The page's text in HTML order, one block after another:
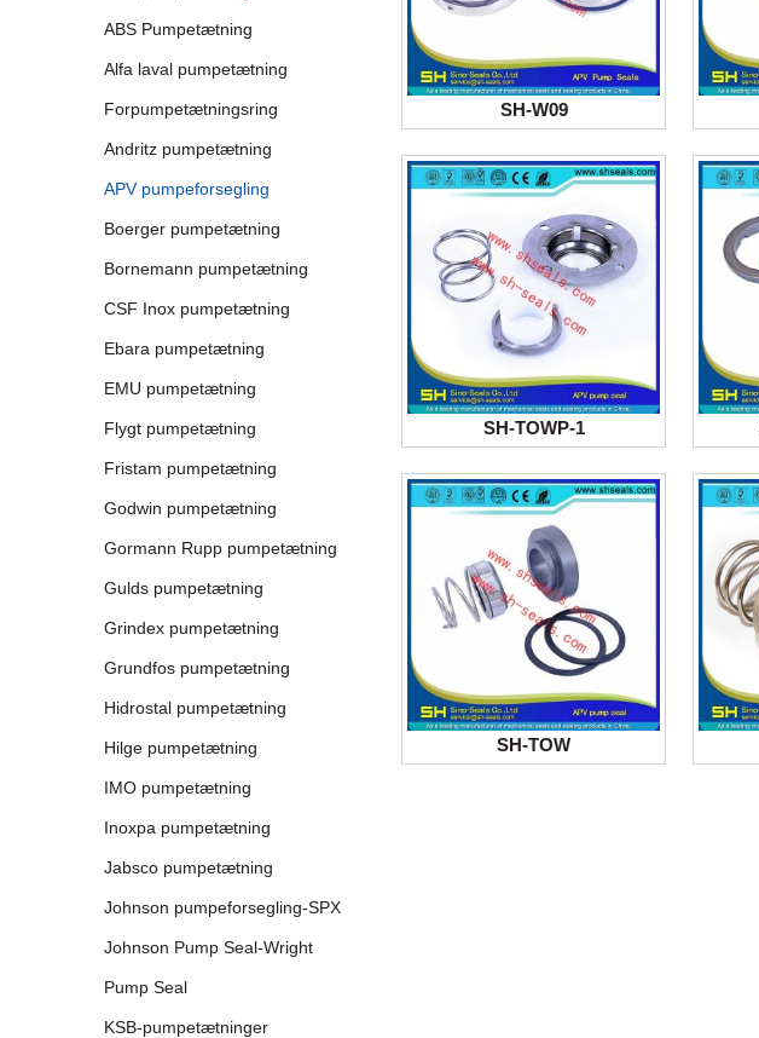
ABS Pumpetætning
Alfa laval pumpetætning
Forpumpetætningsring
Andritz pumpetætning
APV pumpeforsegling
Boerger pumpetætning
Bornemann pumpetætning
CSF Inox pumpetætning
Ebara pumpetætning
EMU pumpetætning
Flygt pumpetætning
Fristam pumpetætning
Godwin pumpetætning
Gormann Rupp pumpetætning
Gulds pumpetætning
Grindex pumpetætning
Grundfos pumpetætning
Hidrostal pumpetætning
Hilge pumpetætning
IMO pumpetætning
Inoxpa pumpetætning
Jabsco pumpetætning
Johnson pumpeforsegling-SPX
Johnson Pump Seal-Wright
Pump Seal
KSB-pumpetætninger
SH-W09
SH-TOWP-1
SH-TOW